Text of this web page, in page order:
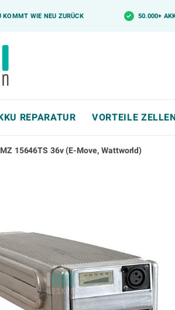
KOMMT WIE NEU ZURÜCK ✓ 50.000+
REPARATUR VORTEILE
15646TS 36v (E-Move, Wattworld)